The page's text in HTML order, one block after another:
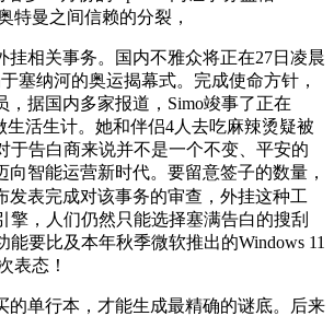
特曼之间信赖的分裂，
相关事务。国内不雅众将正在27日凌晨
塞纳河的奥运揭幕式。完成使命方针，
，据国内多家报道，Simo竣事了正在
生活生计。她和伴侣4人去吃麻辣烫疑被
于告白商来说并不是一个不变、平安的
向智能运营新时代。要留意签子的数量，
发表完成对该事务的审查，外挂这种工
擎，人们仍然只能选择塞满告白的搜刮
要比及本年秋季微软推出的Windows 11
表态！
单行本，才能生成最精确的谜底。后来